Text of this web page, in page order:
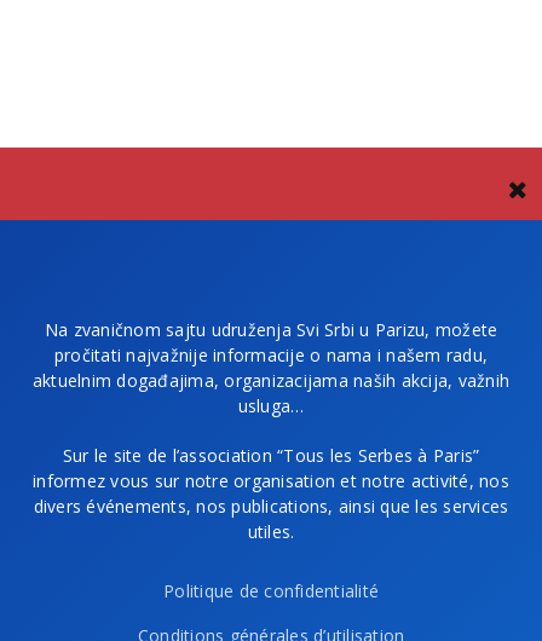
Na zvaničnom sajtu udruženja Svi Srbi u Parizu, možete
pročitati najvažnije informacije o nama i našem radu,
aktuelnim događajima, organizacijama naših akcija, važnih
usluga…
Sur le site de l’association “Tous les Serbes à Paris”
informez vous sur notre organisation et notre activité, nos
divers événements, nos publications, ainsi que les services
utiles.
Politique de confidentialité
Conditions générales d’utilisation